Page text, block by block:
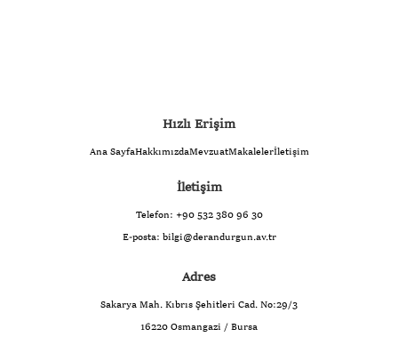
Hızlı Erişim
Ana SayfaHakkımızdaMevzuatMakalelerİletişim
İletişim
Telefon: +90 532 380 96 30
E-posta: bilgi@derandurgun.av.tr
Adres
Sakarya Mah. Kıbrıs Şehitleri Cad. No:29/3
16220 Osmangazi / Bursa